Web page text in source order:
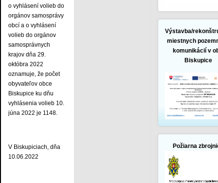
o vyhlásení volieb do
orgánov samosprávy
obcí a o vyhlásení
volieb do orgánov
samosprávnych
krajov dňa 29.
októbra 2022
oznamuje, že počet
obyvateľov obce
Biskupice ku dňu
vyhlásenia volieb 10.
júna 2022 je 1148.
V Biskupiciach, dňa
10.06.2022
Výstavba/
miestnych
komunikácií v
Biskupice
Požiarna